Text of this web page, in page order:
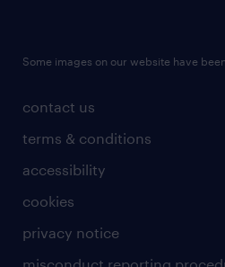
contact us
terms & conditions
accessibility
cookies
privacy notice
Some images on our website have